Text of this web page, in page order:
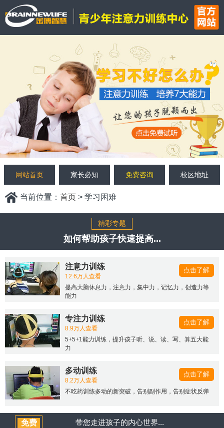
网站首页 家长必知 免费咨询 校区地址
当前位置： 首页 > 学习困难
精彩专题
如何帮助孩子快速提高...
注意力训练
12.6万人查看
提高大脑休息力，注意力，集中力，记忆力，创造力等
能力
点击了解
专注力训练
8.9万人查看
5+5+1能力训练，提升孩子听、说、读、写、算五大能
力
点击了解
多动训练
8.2万人查看
不吃药训练多动的新突破，告别副作用，告别症状反弹
点击了解
带您走进孩子的内心世界...
免费